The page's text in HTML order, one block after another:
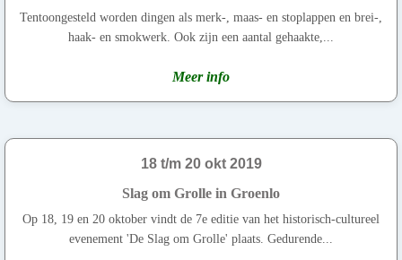
Tentoongesteld worden dingen als merk-, maas- en stoplappen en brei-,
haak- en smokwerk. Ook zijn een aantal gehaakte,...
Meer info
18 t/m 20 okt 2019
Slag om Grolle in Groenlo
Op 18, 19 en 20 oktober vindt de 7e editie van het historisch-cultureel
evenement 'De Slag om Grolle' plaats. Gedurende...